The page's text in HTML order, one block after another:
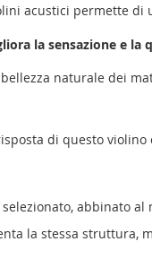
acustici permette
la sensazione e la
naturale dei
di questo violino
selezionato, abbinato
la stessa struttura,